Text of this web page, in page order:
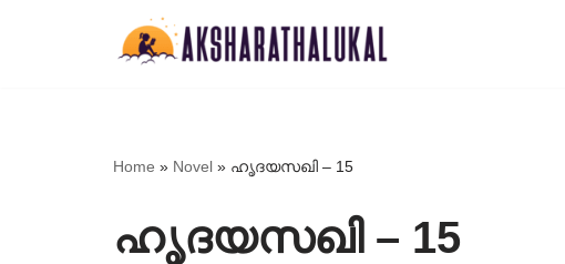
Home » Novel » ഹൃദയസഖി – 15
ഹൃദയസഖി – 15